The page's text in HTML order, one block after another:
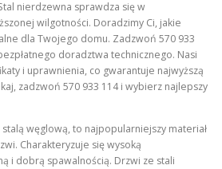
nierdzewna sprawdza się w
wilgotności. Doradzimy Ci, jakie
dla Twojego domu. Zadzwoń 570 933
doradztwa technicznego. Nasi
i uprawnienia, co gwarantuje najwyższą
zadzwoń 570 933 114 i wybierz najlepszy
węglową, to najpopularniejszy materiał
Charakteryzuje się wysoką
i dobrą spawalnością. Drzwi ze stali